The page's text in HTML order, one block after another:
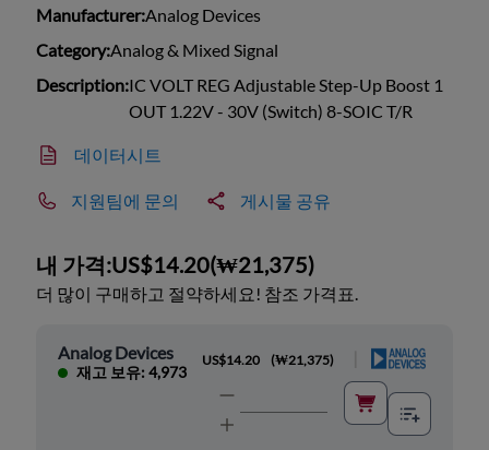
Manufacturer:Analog Devices
Category:Analog & Mixed Signal
Description:IC VOLT REG Adjustable Step-Up Boost 1
OUT 1.22V - 30V (Switch) 8-SOIC T/R
데이터시트
지원팀에 문의 게시물 공유
내 가격:US$14.20(₩21,375)
더 많이 구매하고 절약하세요! 참조 가격표.
Analog Devices
재고 보유: 4,973
US$14.20 (₩21,375)